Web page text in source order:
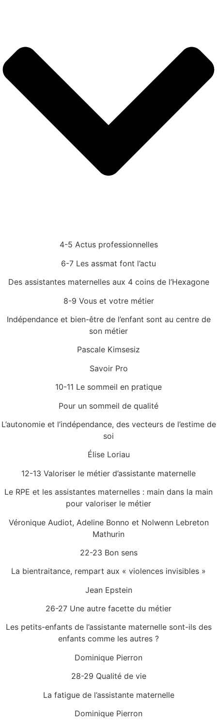
4-5 Actus professionnelles
6-7 Les assmat font l’actu
Des assistantes maternelles aux 4 coins de l’Hexagone
8-9 Vous et votre métier
Indépendance et bien-être de l’enfant sont au centre de
son métier
Pascale Kimsesiz
Savoir Pro
10-11 Le sommeil en pratique
Pour un sommeil de qualité
L’autonomie et l’indépendance, des vecteurs de l’estime de
soi
Élise Loriau
12-13 Valoriser le métier d’assistante maternelle
Le RPE et les assistantes maternelles : main dans la main
pour valoriser le métier
Véronique Audiot, Adeline Bonno et Nolwenn Lebreton
Mathurin
22-23 Bon sens
La bientraitance, rempart aux « violences invisibles »
Jean Epstein
26-27 Une autre facette du métier
Les petits-enfants de l’assistante maternelle sont-ils des
enfants comme les autres ?
Dominique Pierron
28-29 Qualité de vie
La fatigue de l’assistante maternelle
Dominique Pierron